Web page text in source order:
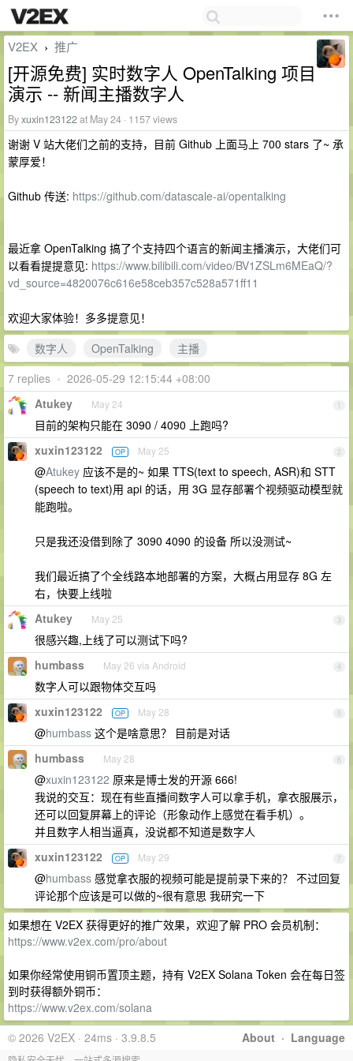
V2EX › 推广
[开源免费] 实时数字人 OpenTalking 项目
演示 -- 新闻主播数字人
Byxuxin123122at May 24 · 1157 views
谢谢 V 站大佬们之前的支持，目前 Github 上面马上 700 stars 了~ 承
蒙厚爱！
Github 传送: https://github.com/datascale-ai/opentalking
最近拿 OpenTalking 搞了个支持四个语言的新闻主播演示，大佬们可
以看看提提意见: https://www.bilibili.com/video/BV1ZSLm6MEaQ/?
vd_source=4820076c616e58ceb357c528a571ff11
欢迎大家体验！多多提意见！
数字人
OpenTalking
主播
7 replies • 2026-05-29 12:15:44 +08:00
1
Atukey May 24
目前的架构只能在 3090 / 4090 上跑吗?
2
xuxin123122 OP May 25
@Atukey 应该不是的~ 如果 TTS(text to speech, ASR)和 STT
(speech to text)用 api 的话，用 3G 显存部署个视频驱动模型就
能跑啦。
只是我还没借到除了 3090 4090 的设备 所以没测试~
我们最近搞了个全线路本地部署的方案，大概占用显存 8G 左
右，快要上线啦
3
Atukey May 25
很感兴趣,上线了可以测试下吗?
4
humbass May 26 via Android
数字人可以跟物体交互吗
5
xuxin123122 OP May 28
@humbass 这个是啥意思？ 目前是对话
6
humbass May 28
@xuxin123122 原来是博士发的开源 666!
我说的交互：现在有些直播间数字人可以拿手机，拿衣服展示，
还可以回复屏幕上的评论（形象动作上感觉在看手机）。
并且数字人相当逼真，没说都不知道是数字人
7
xuxin123122 OP May 29
@humbass 感觉拿衣服的视频可能是提前录下来的？ 不过回复
评论那个应该是可以做的~很有意思 我研究一下
如果想在 V2EX 获得更好的推广效果，欢迎了解 PRO 会员机制：
https://www.v2ex.com/pro/about
如果你经常使用铜币置顶主题，持有 V2EX Solana Token 会在每日签
到时获得额外铜币：
https://www.v2ex.com/solana
About · Language
© 2026 V2EX · 24ms · 3.9.8.5